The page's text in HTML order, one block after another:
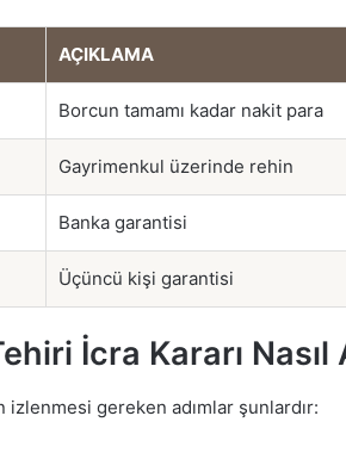
AÇIKLAMA
Borcun tamamı kadar nakit para
Gayrimenkul üzerinde rehin
Banka garantisi
Üçüncü kişi garantisi
İcra Kararı Nasıl
izlenmesi gereken adımlar şunlardır: